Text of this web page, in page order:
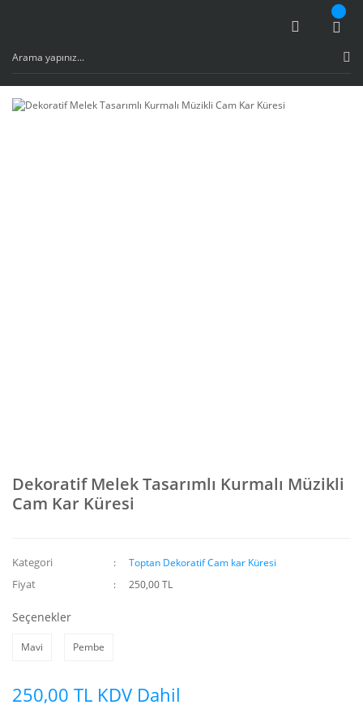
Dekoratif Melek Tasarımlı Kurmalı Müzikli
Cam Kar Küresi
Kategori Toptan Dekoratif Cam kar Küresi
Fiyat 250,00 TL
Seçenekler
Mavi Pembe
250,00 TL KDV Dahil